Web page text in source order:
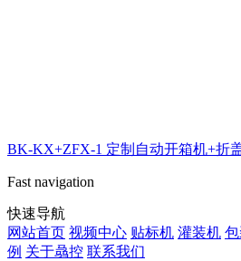
BK-KX+ZFX-1 定制自动开箱机+折
Fast navigation
快速导航
网站首页 视频中心 贴标机 灌装机
例 关于骉控 联系我们